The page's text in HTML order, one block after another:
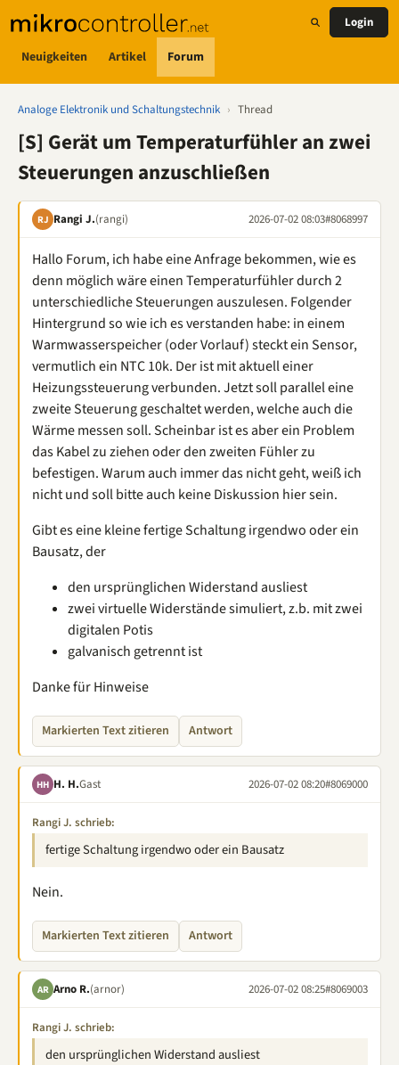
Neuigkeiten Artikel Forum
Login
Analoge Elektronik und Schaltungstechnik › Thread
[S] Gerät um Temperaturfühler an zwei
Steuerungen anzuschließen
RJ Rangi J.(rangi) 2026-07-02 08:03#8068997
Hallo Forum, ich habe eine Anfrage bekommen, wie es
denn möglich wäre einen Temperaturfühler durch 2
unterschiedliche Steuerungen auszulesen. Folgender
Hintergrund so wie ich es verstanden habe: in einem
Warmwasserspeicher (oder Vorlauf) steckt ein Sensor,
vermutlich ein NTC 10k. Der ist mit aktuell einer
Heizungssteuerung verbunden. Jetzt soll parallel eine
zweite Steuerung geschaltet werden, welche auch die
Wärme messen soll. Scheinbar ist es aber ein Problem
das Kabel zu ziehen oder den zweiten Fühler zu
befestigen. Warum auch immer das nicht geht, weiß ich
nicht und soll bitte auch keine Diskussion hier sein.
Gibt es eine kleine fertige Schaltung irgendwo oder ein
Bausatz, der
den ursprünglichen Widerstand ausliest
zwei virtuelle Widerstände simuliert, z.b. mit zwei
digitalen Potis
galvanisch getrennt ist
Danke für Hinweise
Markierten Text zitieren Antwort
HH H. H.Gast 2026-07-02 08:20#8069000
Rangi J. schrieb:
fertige Schaltung irgendwo oder ein Bausatz
Nein.
Markierten Text zitieren Antwort
AR Arno R.(arnor) 2026-07-02 08:25#8069003
Rangi J. schrieb:
den ursprünglichen Widerstand ausliest